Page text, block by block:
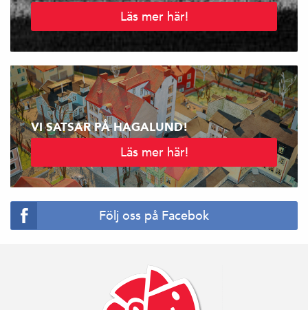
Läs mer här!
VI SATSAR PÅ HAGALUND!
Läs mer här!
Följ oss på Facebok